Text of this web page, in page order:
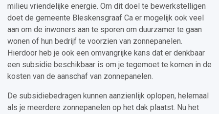
milieu vriendelijke energie. Om dit doel te bewerkstelligen
doet de gemeente Bleskensgraaf Ca er mogelijk ook veel
aan om de inwoners aan te sporen om duurzamer te gaan
wonen of hun bedrijf te voorzien van zonnepanelen.
Hierdoor heb je ook een omvangrijke kans dat er denkbaar
een subsidie beschikbaar is om je tegemoet te komen in de
kosten van de aanschaf van zonnepanelen.
De subsidiebedragen kunnen aanzienlijk oplopen, helemaal
als je meerdere zonnepanelen op het dak plaatst. Nu het